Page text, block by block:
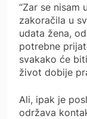
“Zar se nisam
zakoračila u
udata žena,
potrebne
svakako će
život dobije
Ali, ipak je
održava